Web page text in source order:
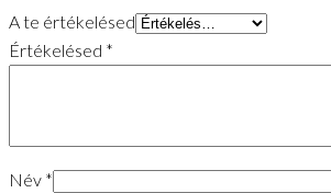
A te értékelésed
Értékelésed *
Név *